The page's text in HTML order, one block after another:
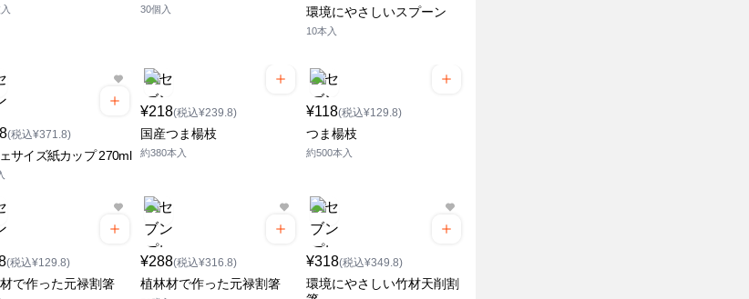
30個入 環境にやさしいスプーン
10本入
(税込¥371.8)
サイズ紙カップ 270ml
¥218(税込¥239.8)
国産つま楊枝
約380本入
¥118(税込¥129.8)
つま楊枝
約500本入
(税込¥129.8)
で作った元禄割箸
¥288(税込¥316.8)
植林材で作った元禄割箸
¥318(税込¥349.8)
環境にやさしい竹材天削割